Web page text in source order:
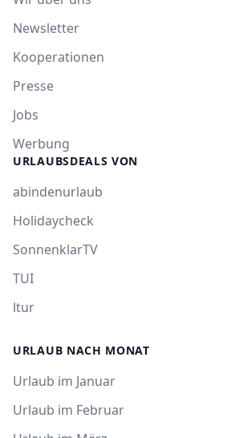
Newsletter
Kooperationen
Presse
Jobs
Werbung
URLAUBSDEALS VON
abindenurlaub
Holidaycheck
SonnenklarTV
TUI
ltur
URLAUB NACH MONAT
Urlaub im Januar
Urlaub im Februar